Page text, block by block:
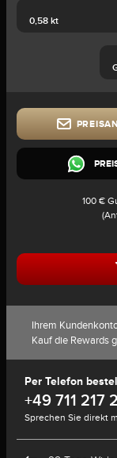
100 €
Ihrem
Kauf die Rewards
Per Telefon
+49 711 217
Sprechen Sie direkt